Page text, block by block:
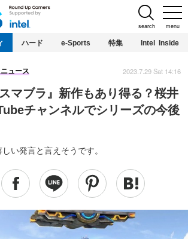
menu
search
ハード e-Sports 特集 Intel Inside
マブラ』新作もあり得る？桜井
チャンネルでシリーズの今後
い発言と言えそうです。
ュース 2023.7.29 Sat 14:16